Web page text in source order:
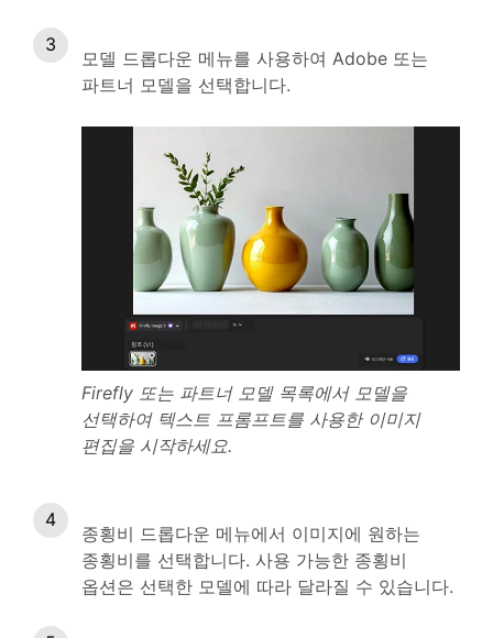
모델 드롭다운 메뉴를 사용하여 Adobe 또는
파트너 모델을 선택합니다.
Firefly 또는 파트너 모델 목록에서 모델을
선택하여 텍스트 프롬프트를 사용한 이미지
편집을 시작하세요.
종횡비 드롭다운 메뉴에서 이미지에 원하는
종횡비를 선택합니다. 사용 가능한 종횡비
옵션은 선택한 모델에 따라 달라질 수 있습니다.